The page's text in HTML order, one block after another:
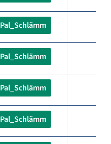
Pal_Schlämm
Pal_Schlämm
Pal_Schlämm
Pal_Schlämm